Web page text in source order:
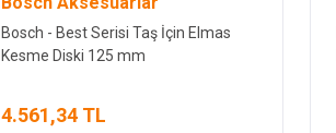
Bosch - Best Serisi Taş İçin Elmas
Kesme Diski 125 mm
4.561,34 TL